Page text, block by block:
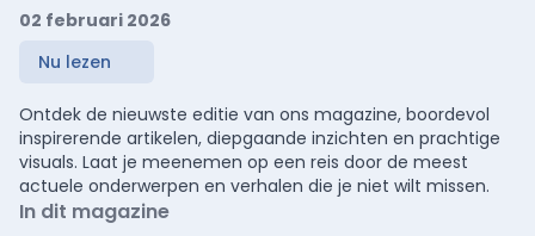
02 februari 2026
Nu lezen
Ontdek de nieuwste editie van ons magazine, boordevol
inspirerende artikelen, diepgaande inzichten en prachtige
visuals. Laat je meenemen op een reis door de meest
actuele onderwerpen en verhalen die je niet wilt missen.
In dit magazine